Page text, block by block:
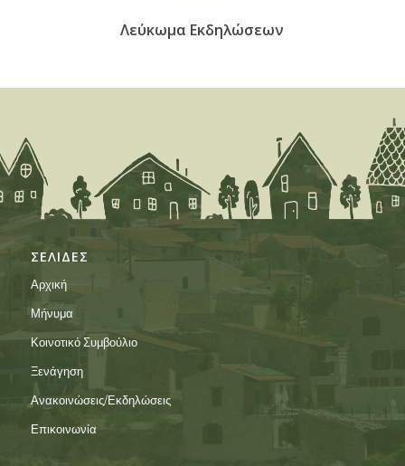
Λεύκωμα Εκδηλώσεων
ΣΕΛΙΔΕΣ
Αρχική
Μήνυμα
Κοινοτικό Συμβούλιο
Ξενάγηση
Ανακοινώσεις/Εκδηλώσεις
Επικοινωνία